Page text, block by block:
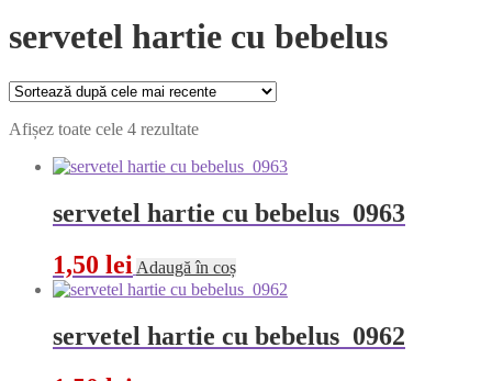
servetel hartie cu bebelus
Afișez toate cele 4 rezultateSortat
cele
recente
servetel hartie cu bebelus 0963
1,50 lei Adaugă în coș
servetel hartie cu bebelus 0962